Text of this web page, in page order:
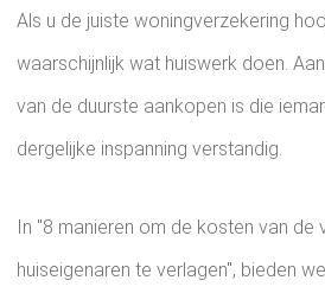
Als u de juiste woningverzekering
waarschijnlijk wat huiswerk doen.
van de duurste aankopen is die
dergelijke inspanning verstandig.
In "8 manieren om de kosten van de
huiseigenaren te verlagen", bieden